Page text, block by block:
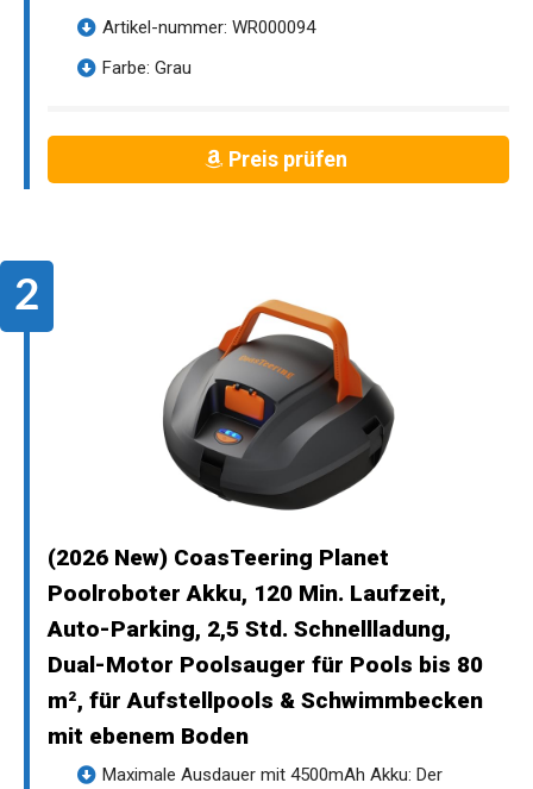
Artikel-nummer: WR000094
Farbe: Grau
Preis prüfen
(2026 New) CoasTeering Planet
Poolroboter Akku, 120 Min. Laufzeit,
Auto-Parking, 2,5 Std. Schnellladung,
Dual-Motor Poolsauger für Pools bis 80
m², für Aufstellpools & Schwimmbecken
mit ebenem Boden
Maximale Ausdauer mit 4500mAh Akku: Der